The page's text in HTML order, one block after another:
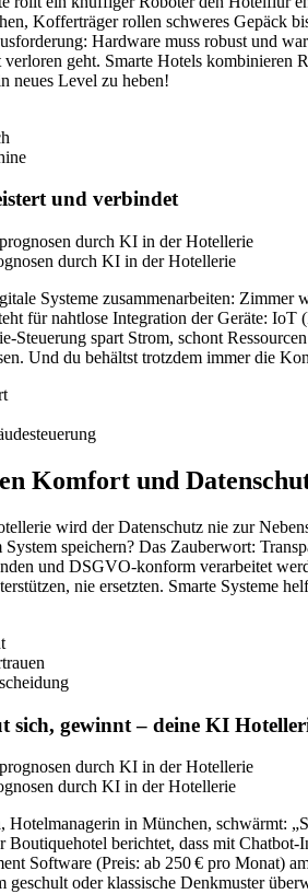
Kofferträger rollen schweres Gepäck
Hardware muss robust und
geht. Smarte Hotels
neues Level zu heben!
und verbindet
durch KI in der Hotellerie
Systeme zusammenarbeiten:
für nahtlose Integration der Geräte:
Steuerung spart Strom, schont
Und du behältst trotzdem immer die
Komfort und
wird der Datenschutz nie zur
speichern? Das Zauberwort:
und DSGVO-konform verarbeitet
nie ersetzten. Smarte Systeme
sich, gewinnt – deine KI
durch KI in der Hotellerie
in München, schwärmt:
berichtet, dass mit
Software (Preis: ab 250 € pro Monat)
geschult oder klassische Denkmuster